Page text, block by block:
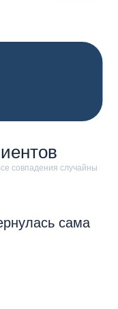
совпадения случайны
сама